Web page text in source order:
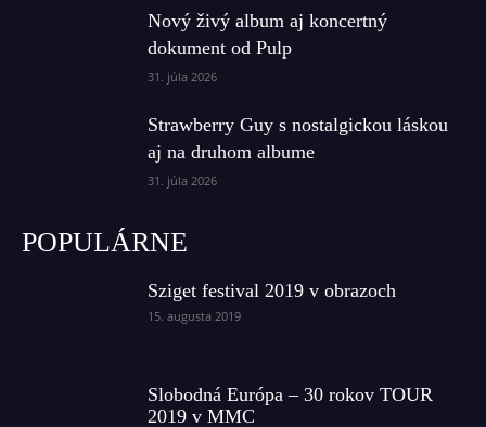
Nový živý album aj koncertný
dokument od Pulp
31. júla 2026
Strawberry Guy s nostalgickou láskou
aj na druhom albume
31. júla 2026
POPULÁRNE
Sziget festival 2019 v obrazoch
15. augusta 2019
Slobodná Európa – 30 rokov TOUR
2019 v MMC